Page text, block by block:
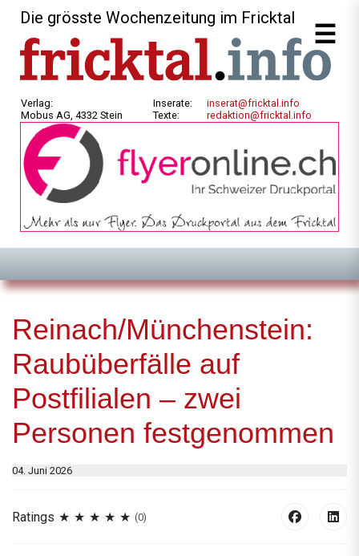
Die grösste Wochenzeitung im Fricktal
Verlag:
Mobus AG, 4332 Stein
Inserate:
Texte:
inserat@fricktal.info
redaktion@fricktal.info
Reinach/Münchenstein:
Raubüberfälle auf
Postfilialen – zwei
Personen festgenommen
04. Juni 2026
Ratings (0)